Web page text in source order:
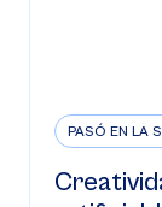
PASÓ EN LA